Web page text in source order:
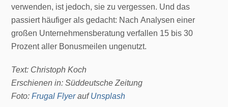
verwenden, ist jedoch, sie zu vergessen. Und das
passiert häufiger als gedacht: Nach Analysen einer
großen Unternehmensberatung verfallen 15 bis 30
Prozent aller Bonusmeilen ungenutzt.
Text: Christoph Koch
Erschienen in: Süddeutsche Zeitung
Foto:Frugal FlyeraufUnsplash